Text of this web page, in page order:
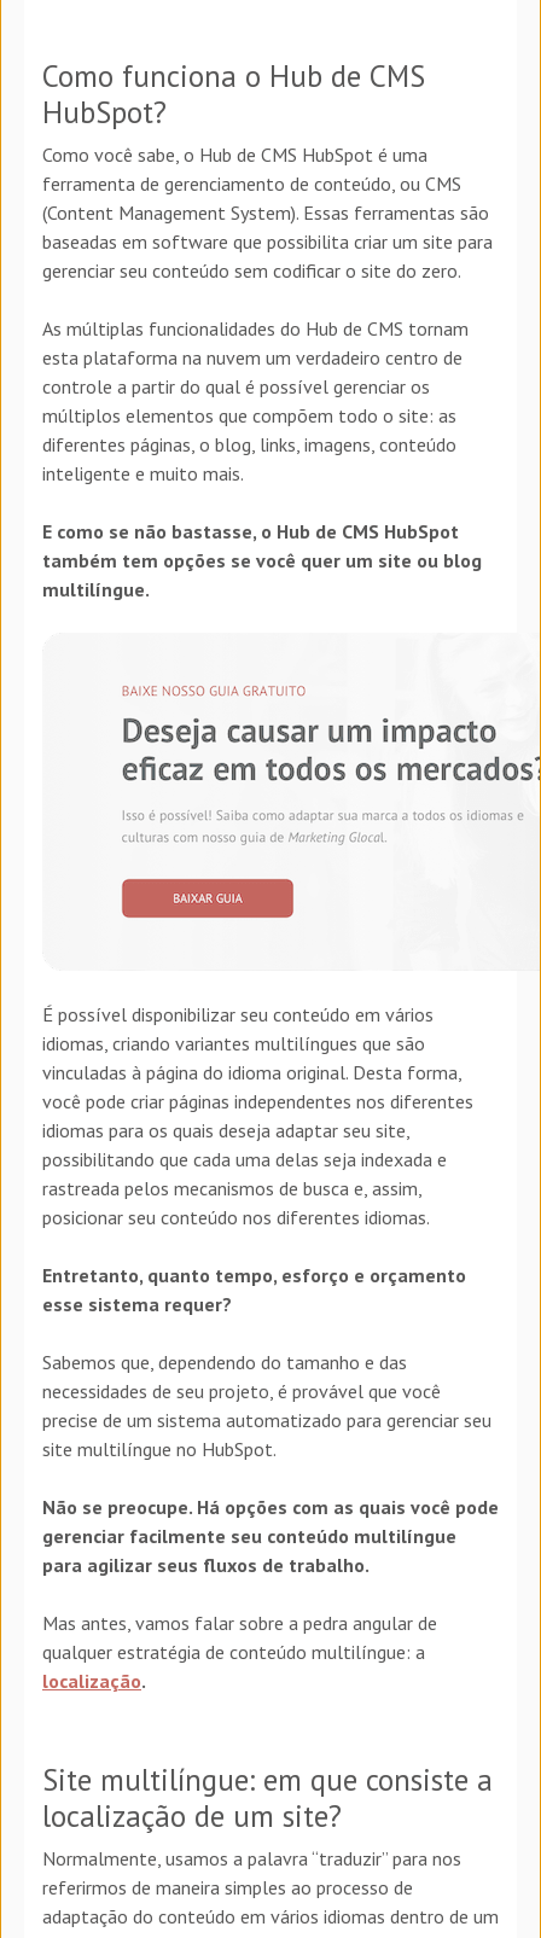
Como funciona o Hub de CMS
HubSpot?
Como você sabe, o Hub de CMS HubSpot é uma
ferramenta de gerenciamento de conteúdo, ou CMS
(Content Management System). Essas ferramentas são
baseadas em software que possibilita criar um site para
gerenciar seu conteúdo sem codificar o site do zero.
As múltiplas funcionalidades do Hub de CMS tornam
esta plataforma na nuvem um verdadeiro centro de
controle a partir do qual é possível gerenciar os
múltiplos elementos que compõem todo o site: as
diferentes páginas, o blog, links, imagens, conteúdo
inteligente e muito mais.
E como se não bastasse, o Hub de CMS HubSpot
também tem opções se você quer um site ou blog
multilíngue.
É possível disponibilizar seu conteúdo em vários
idiomas, criando variantes multilíngues que são
vinculadas à página do idioma original. Desta forma,
você pode criar páginas independentes nos diferentes
idiomas para os quais deseja adaptar seu site,
possibilitando que cada uma delas seja indexada e
rastreada pelos mecanismos de busca e, assim,
posicionar seu conteúdo nos diferentes idiomas.
Entretanto, quanto tempo, esforço e orçamento
esse sistema requer?
Sabemos que, dependendo do tamanho e das
necessidades de seu projeto, é provável que você
precise de um sistema automatizado para gerenciar seu
site multilíngue no HubSpot.
Não se preocupe. Há opções com as quais você pode
gerenciar facilmente seu conteúdo multilíngue
para agilizar seus fluxos de trabalho.
Mas antes, vamos falar sobre a pedra angular de
qualquer estratégia de conteúdo multilíngue: a
localização.
Site multilíngue: em que consiste a
localização de um site?
Normalmente, usamos a palavra “traduzir” para nos
referirmos de maneira simples ao processo de
adaptação do conteúdo em vários idiomas dentro de um